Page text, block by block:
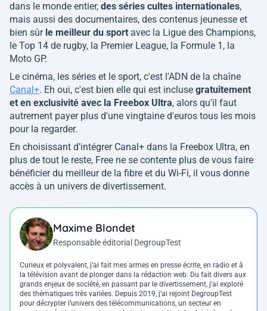
dans le monde entier, des séries cultes internationales,
mais aussi des documentaires, des contenus jeunesse et
bien sûr le meilleur du sport avec la Ligue des Champions,
le Top 14 de rugby, la Premier League, la Formule 1, la
Moto GP.
Le cinéma, les séries et le sport, c'est l'ADN de la chaîne
Canal+. Eh oui, c'est bien elle qui est incluse gratuitement
et en exclusivité avec la Freebox Ultra, alors qu'il faut
autrement payer plus d'une vingtaine d'euros tous les mois
pour la regarder.
En choisissant d'intégrer Canal+ dans la Freebox Ultra, en
plus de tout le reste, Free ne se contente plus de vous faire
bénéficier du meilleur de la fibre et du Wi-Fi, il vous donne
accès à un univers de divertissement.
Maxime Blondet
Responsable éditorial DegroupTest
Curieux et polyvalent, j’ai fait mes armes en presse écrite, en radio et à
la télévision avant de plonger dans la rédaction web. Du fait divers aux
grands enjeux de société, en passant par le divertissement, j’ai exploré
des thématiques très variées. Depuis 2019, j’ai rejoint DegroupTest
pour décrypter l’univers des télécommunications, un secteur en